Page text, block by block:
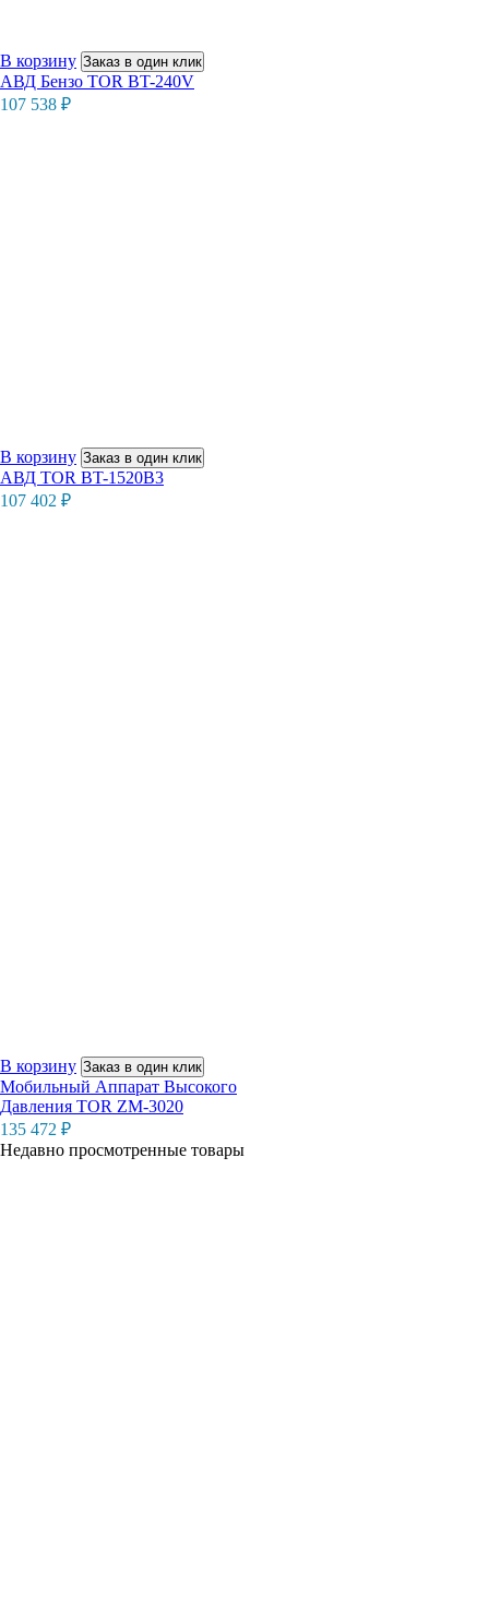
В корзину Заказ в один клик
АВД Бензо TOR BT-240V
107 538 ₽
В корзину Заказ в один клик
АВД TOR BT-1520B3
107 402 ₽
В корзину Заказ в один клик
Мобильный Аппарат Высокого
Давления TOR ZM-3020
135 472 ₽
Недавно просмотренные товары